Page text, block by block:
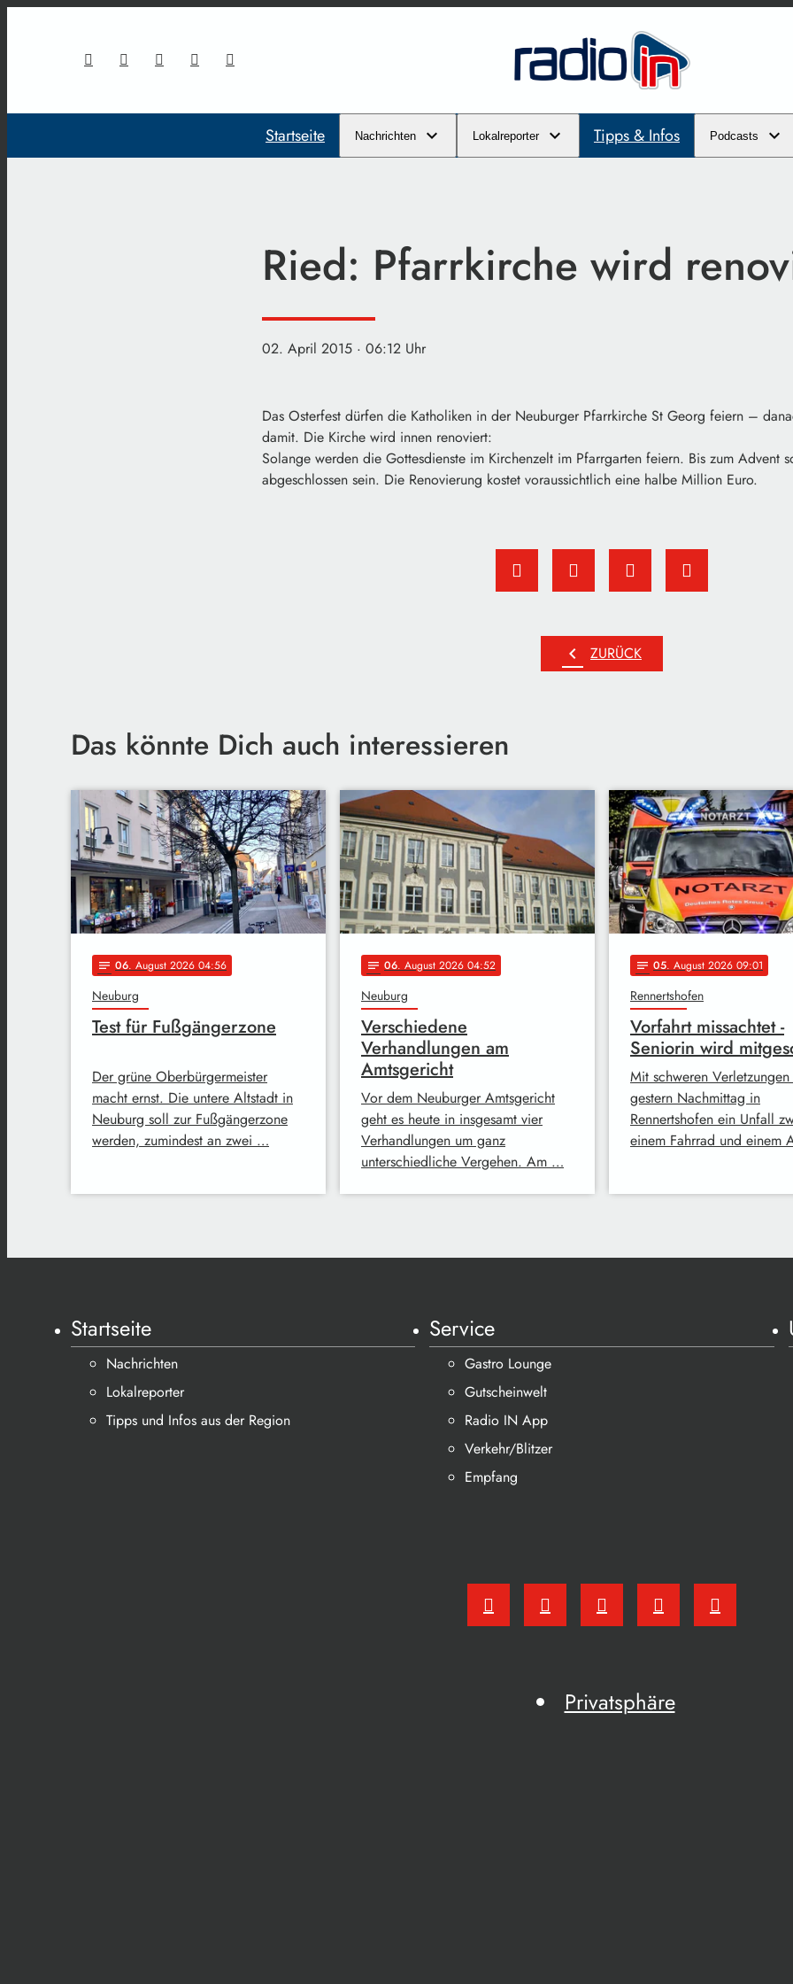
Startseite Nachrichten Lokalreporter Tipps & Infos Podcasts
Ried: Pfarrkirche wird
02. April 2015 · 06:12 Uhr
Das Osterfest dürfen die Katholiken in der Neuburger Pfarrkirche St Georg feiern –
damit. Die Kirche wird innen renoviert:
Solange werden die Gottesdienste im Kirchenzelt im Pfarrgarten feiern. Bis zum Advent
abgeschlossen sein. Die Renovierung kostet voraussichtlich eine halbe Million Euro.
chevron_left ZURÜCK
Das könnte Dich auch interessieren
notes 06. August 2026 04:56
Neuburg
Test für Fußgängerzone
Der grüne Oberbürgermeister
macht ernst. Die untere Altstadt in
Neuburg soll zur Fußgängerzone
werden, zumindest an zwei …
notes 06. August 2026 04:52
Neuburg
Verschiedene
Verhandlungen am
Amtsgericht
Vor dem Neuburger Amtsgericht
geht es heute in insgesamt vier
Verhandlungen um ganz
unterschiedliche Vergehen. Am …
notes 05. August 2026 09:01
Rennertshofen
Vorfahrt missachtet -
Seniorin wird
Mit schweren
gestern Nachmittag in
Rennertshofen ein Unfall
einem Fahrrad und einem
Startseite
Nachrichten
Lokalreporter
Tipps und Infos aus der Region
Service
Gastro Lounge
Gutscheinwelt
Radio IN App
Verkehr/Blitzer
Empfang
Privatsphäre